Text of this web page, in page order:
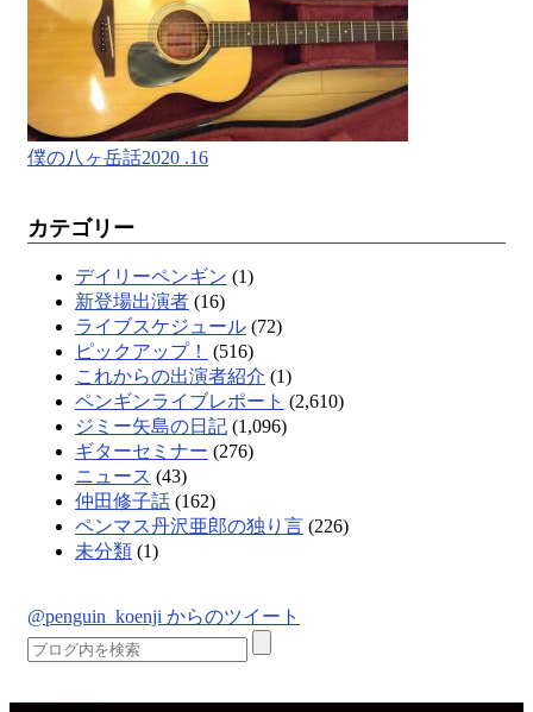
僕の八ヶ岳話2020 .16
カテゴリー
デイリーペンギン (1)
新登場出演者 (16)
ライブスケジュール (72)
ピックアップ！
(516)
これからの出演者紹介 (1)
ペンギンライブレポート (2,610)
ジミー矢島の日記 (1,096)
ギターセミナー (276)
ニュース (43)
仲田修子話 (162)
ペンマス丹沢亜郎の独り言 (226)
未分類 (1)
@penguin_koenji からのツイート